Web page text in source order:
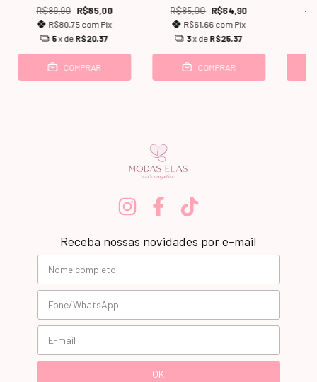
R$89,90 R$85,00
R$80,75 com Pix
5x de R$20,37
COMPRAR
R$85,00 R$64,90
R$61,66 com Pix
3x de R$25,37
COMPRAR
Receba nossas novidades por e-mail